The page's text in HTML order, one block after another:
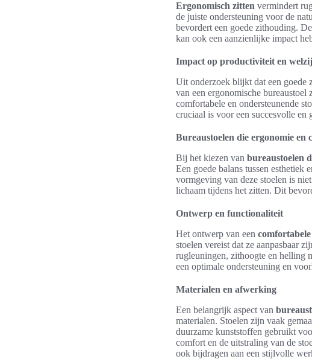
Ergonomisch zitten vermindert
de juiste ondersteuning voor de
bevordert een goede zithouding. De
kan ook een aanzienlijke impact
Impact op productiviteit en
Uit onderzoek blijkt dat een goede
van een ergonomische
comfortabele en ondersteunende
cruciaal is voor een succesvolle en
Bureaustoelen die ergonomie en
Bij het kiezen van bureaustoelen
Een goede balans tussen esthetiek
vormgeving van deze stoelen is
lichaam tijdens het zitten. Dit
Ontwerp en functionaliteit
Het ontwerp van een
stoelen vereist dat ze aanpasbaar
rugleuningen, zithoogte en helling
een optimale ondersteuning en
Materialen en afwerking
Een belangrijk aspect van
materialen. Stoelen zijn vaak
duurzame kunststoffen gebruikt
comfort en de uitstraling van de
ook bijdragen aan een stijlvolle